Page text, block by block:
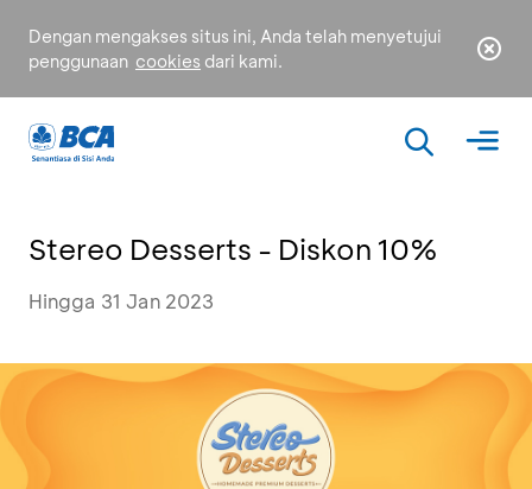
Dengan mengakses situs ini, Anda telah menyetujui
penggunaan cookies dari kami.
Stereo Desserts - Diskon 10%
Hingga 31 Jan 2023